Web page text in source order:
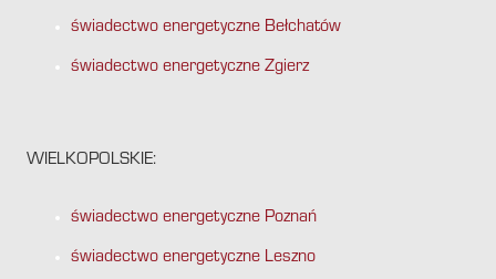
świadectwo energetyczne Bełchatów
świadectwo energetyczne Zgierz
WIELKOPOLSKIE:
świadectwo energetyczne Poznań
świadectwo energetyczne Leszno